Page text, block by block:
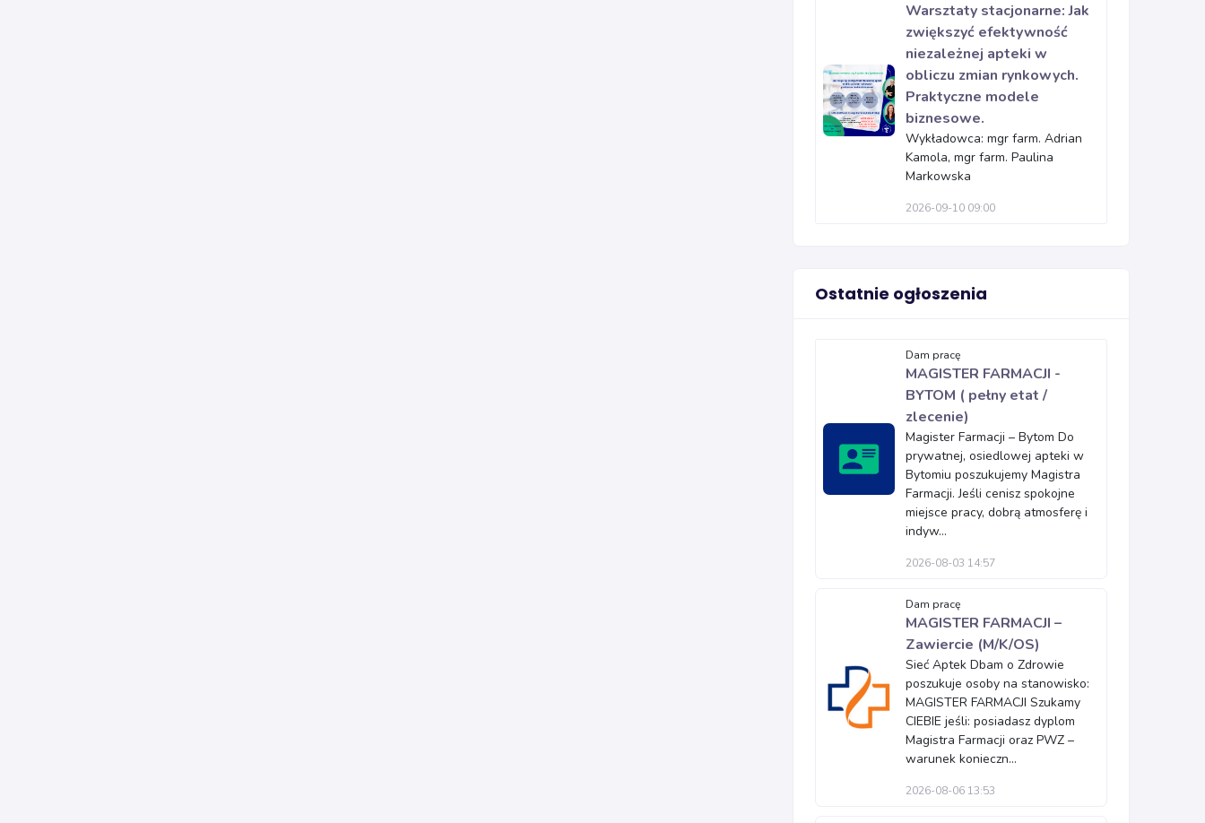
Warsztaty stacjonarne: Jak
zwiększyć efektywność
niezależnej apteki w
obliczu zmian rynkowych.
Praktyczne modele
biznesowe.
Wykładowca: mgr farm. Adrian
Kamola, mgr farm. Paulina
Markowska
2026-09-10 09:00
Ostatnie ogłoszenia
Dam pracę
MAGISTER FARMACJI -
BYTOM ( pełny etat /
zlecenie)
Magister Farmacji – Bytom Do
prywatnej, osiedlowej apteki w
Bytomiu poszukujemy Magistra
Farmacji. Jeśli cenisz spokojne
miejsce pracy, dobrą atmosferę i
indyw...
2026-08-03 14:57
Dam pracę
MAGISTER FARMACJI –
Zawiercie (M/K/OS)
Sieć Aptek Dbam o Zdrowie
poszukuje osoby na stanowisko:
MAGISTER FARMACJI Szukamy
CIEBIE jeśli: posiadasz dyplom
Magistra Farmacji oraz PWZ –
warunek konieczn...
2026-08-06 13:53